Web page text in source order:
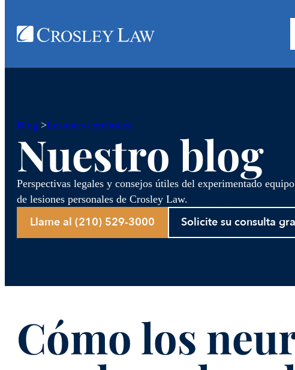
Blog >Lesiones cerebrales
Nuestro blog
Perspectivas legales y consejos útiles del experimentado
de lesiones personales de Crosley Law.
Llame al (210) 529-3000 Solicite su consulta
Cómo los